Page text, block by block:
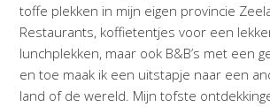
toffe plekken in mijn eigen provincie
Restaurants, koffietentjes voor een
lunchplekken, maar ook B&B’s met een
en toe maak ik een uitstapje naar een
land of de wereld. Mijn tofste